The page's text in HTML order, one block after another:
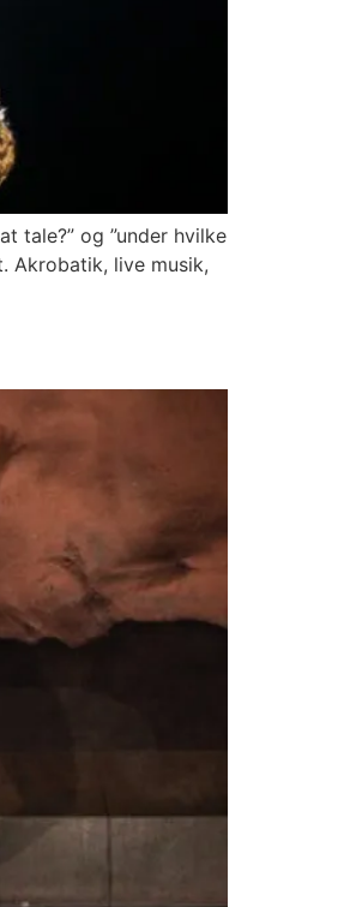
tale?” og ”under hvilke
Akrobatik, live musik,